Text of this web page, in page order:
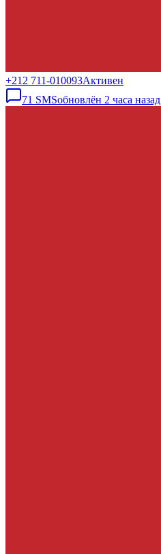
+212 711-010093Активен
71 SMSобновлён 2 часа назад